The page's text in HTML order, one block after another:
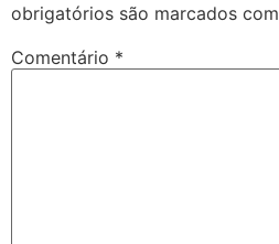
obrigatórios são marcados com
Comentário *